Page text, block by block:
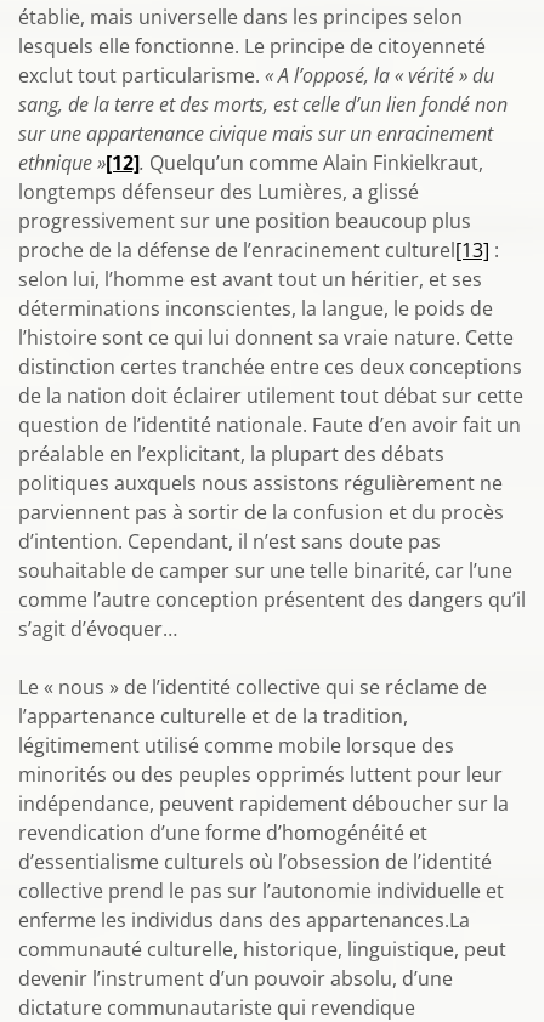
établie, mais universelle dans les principes selon
lesquels elle fonctionne. Le principe de citoyenneté
exclut tout particularisme. « A l’opposé, la « vérité » du
sang, de la terre et des morts, est celle d’un lien fondé non
sur une appartenance civique mais sur un enracinement
ethnique »[12]. Quelqu’un comme Alain Finkielkraut,
longtemps défenseur des Lumières, a glissé
progressivement sur une position beaucoup plus
proche de la défense de l’enracinement culturel[13] :
selon lui, l’homme est avant tout un héritier, et ses
déterminations inconscientes, la langue, le poids de
l’histoire sont ce qui lui donnent sa vraie nature. Cette
distinction certes tranchée entre ces deux conceptions
de la nation doit éclairer utilement tout débat sur cette
question de l’identité nationale. Faute d’en avoir fait un
préalable en l’explicitant, la plupart des débats
politiques auxquels nous assistons régulièrement ne
parviennent pas à sortir de la confusion et du procès
d’intention. Cependant, il n’est sans doute pas
souhaitable de camper sur une telle binarité, car l’une
comme l’autre conception présentent des dangers qu’il
s’agit d’évoquer…
Le « nous » de l’identité collective qui se réclame de
l’appartenance culturelle et de la tradition,
légitimement utilisé comme mobile lorsque des
minorités ou des peuples opprimés luttent pour leur
indépendance, peuvent rapidement déboucher sur la
revendication d’une forme d’homogénéité et
d’essentialisme culturels où l’obsession de l’identité
collective prend le pas sur l’autonomie individuelle et
enferme les individus dans des appartenances.La
communauté culturelle, historique, linguistique, peut
devenir l’instrument d’un pouvoir absolu, d’une
dictature communautariste qui revendique